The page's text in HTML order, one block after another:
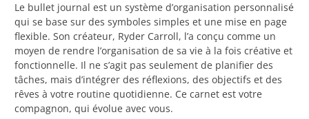
Le bullet journal est un système d’organisation personnalisé
qui se base sur des symboles simples et une mise en page
flexible. Son créateur, Ryder Carroll, l’a conçu comme un
moyen de rendre l’organisation de sa vie à la fois créative et
fonctionnelle. Il ne s’agit pas seulement de planifier des
tâches, mais d’intégrer des réflexions, des objectifs et des
rêves à votre routine quotidienne. Ce carnet est votre
compagnon, qui évolue avec vous.